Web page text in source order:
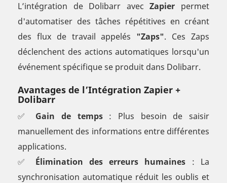
L’intégration de Dolibarr avecZapier permet
d'automatiser des tâches répétitives en créant
des flux de travail appelés "Zaps". Ces Zaps
déclenchent des actions automatiques lorsqu'un
événement spécifique se produit dans Dolibarr.
Avantages de l’Intégration Zapier +
Dolibarr
✅ Gain de temps: Plus besoin de saisir
manuellement des informations entre différentes
applications.
✅ Élimination des erreurs humaines : La
synchronisation automatique réduit les oublis et